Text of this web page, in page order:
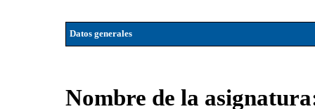
Datos generales
Nombre de la